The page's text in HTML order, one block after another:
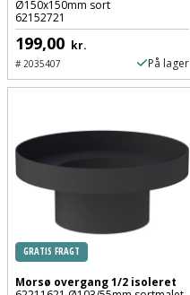
Stiksavsklinge
Støvblæser
Støvsugertilbehør
Svejseværk
og
svejsemaskine
Tagpladeværktøj
Ø150x150mm sort
62152721
199,00 kr.
#2035407 På lager
GRATIS FRAGT
Morsø overgang 1/2 isoleret